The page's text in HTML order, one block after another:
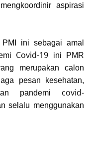
aspirasi
ini sebagai amal
Covid-19
ini PMR
merupakan calon
pesan kesehatan,
pandemi covid-
selalu menggunakan